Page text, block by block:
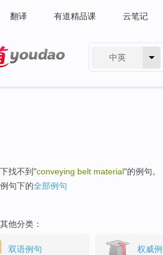
翻译 有道精品课 云笔记
中英
找不到"conveying belt material"的例句。
句下的全部例句
他分类：
双语例句 权威